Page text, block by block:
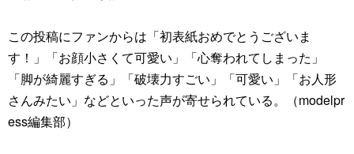
この投稿にファンからは「初表紙おめでとうございま
す！」「お顔小さくて可愛い」「心奪われてしまった」
「脚が綺麗すぎる」「破壊力すごい」「可愛い」「お人形
さんみたい」などといった声が寄せられている。（modelpr
ess編集部）